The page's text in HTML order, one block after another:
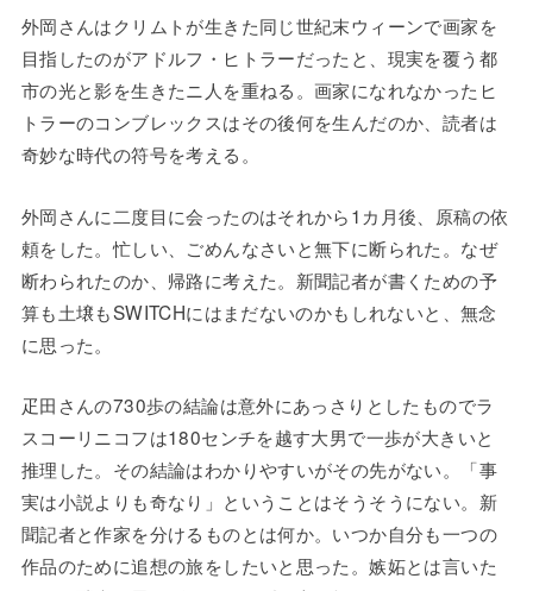
外岡さんはクリムトが生きた同じ世紀末ウィーンで画家を
目指したのがアドルフ・ヒトラーだったと、現実を覆う都
市の光と影を生きたニ人を重ねる。画家になれなかったヒ
トラーのコンブレックスはその後何を生んだのか、読者は
奇妙な時代の符号を考える。
外岡さんに二度目に会ったのはそれから1カ月後、原稿の依
頼をした。忙しい、ごめんなさいと無下に断られた。なぜ
断わられたのか、帰路に考えた。新聞記者が書くための予
算も土壌もSWITCHにはまだないのかもしれないと、無念
に思った。
疋田さんの730歩の結論は意外にあっさりとしたものでラ
スコーリニコフは180センチを越す大男で一歩が大きいと
推理した。その結論はわかりやすいがその先がない。「事
実は小説よりも奇なり」ということはそうそうにない。新
聞記者と作家を分けるものとは何か。いつか自分も一つの
作品のために追想の旅をしたいと思った。嫉妬とは言いた